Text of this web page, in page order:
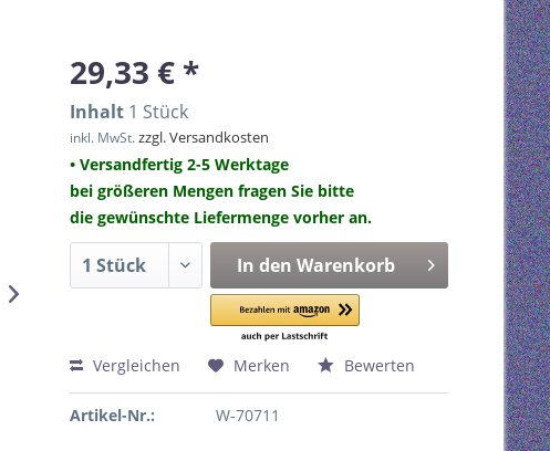
29,33 € *
Inhalt 1 Stück
inkl. MwSt.zzgl. Versandkosten
• Versandfertig 2-5 Werktage
bei größeren Mengen fragen Sie bitte
die gewünschte Liefermenge vorher an.
In den Warenkorb
Vergleichen Merken Bewerten
Artikel-Nr.: W-70711